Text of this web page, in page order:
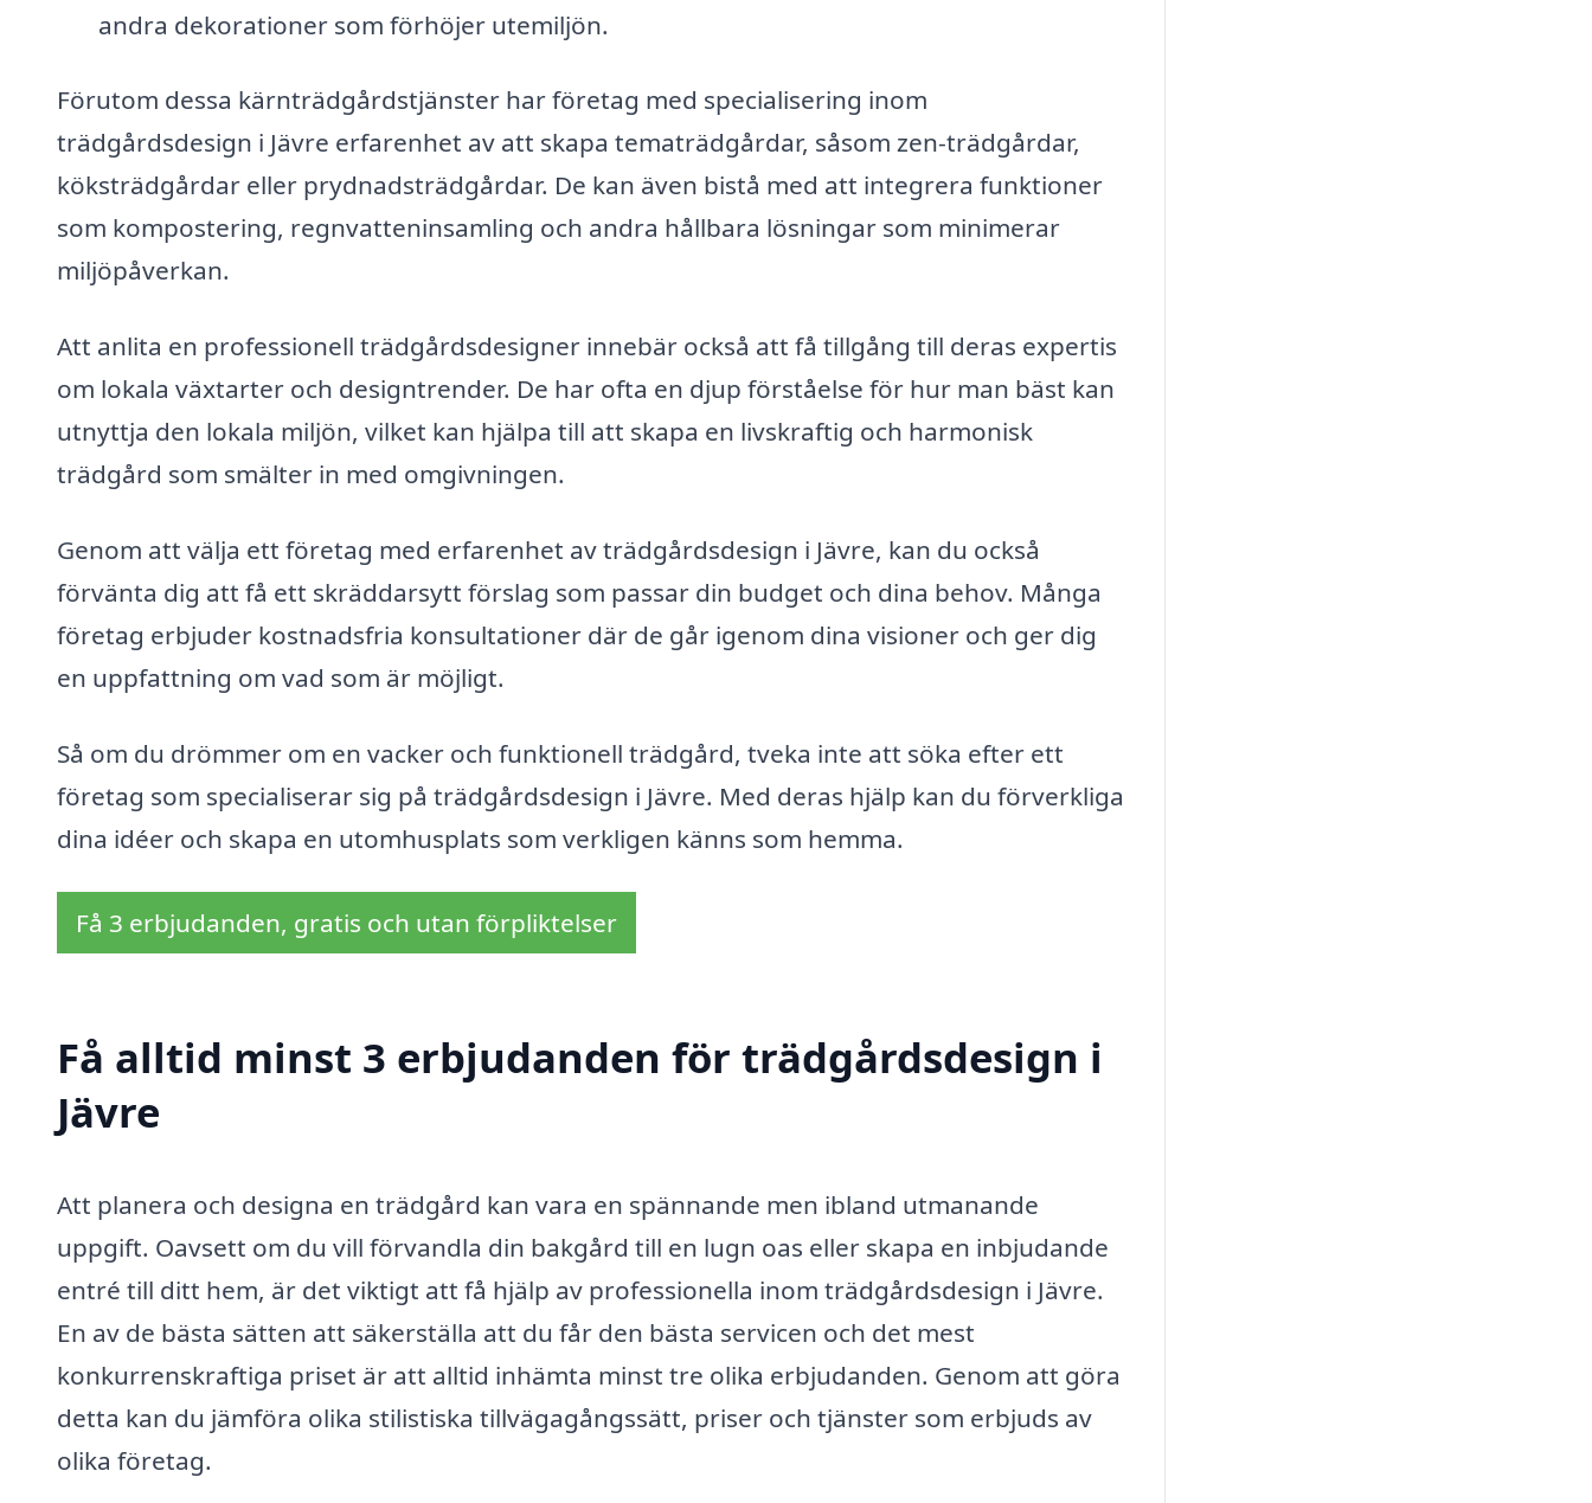
andra dekorationer som förhöjer utemiljön.
Förutom dessa kärnträdgårdstjänster har företag med specialisering inom
trädgårdsdesign i Jävre erfarenhet av att skapa tematrädgårdar, såsom zen-trädgårdar,
köksträdgårdar eller prydnadsträdgårdar. De kan även bistå med att integrera funktioner
som kompostering, regnvatteninsamling och andra hållbara lösningar som minimerar
miljöpåverkan.
Att anlita en professionell trädgårdsdesigner innebär också att få tillgång till deras expertis
om lokala växtarter och designtrender. De har ofta en djup förståelse för hur man bäst kan
utnyttja den lokala miljön, vilket kan hjälpa till att skapa en livskraftig och harmonisk
trädgård som smälter in med omgivningen.
Genom att välja ett företag med erfarenhet av trädgårdsdesign i Jävre, kan du också
förvänta dig att få ett skräddarsytt förslag som passar din budget och dina behov. Många
företag erbjuder kostnadsfria konsultationer där de går igenom dina visioner och ger dig
en uppfattning om vad som är möjligt.
Så om du drömmer om en vacker och funktionell trädgård, tveka inte att söka efter ett
företag som specialiserar sig på trädgårdsdesign i Jävre. Med deras hjälp kan du förverkliga
dina idéer och skapa en utomhusplats som verkligen känns som hemma.
Få 3 erbjudanden, gratis och utan förpliktelser
Få alltid minst 3 erbjudanden för trädgårdsdesign i
Jävre
Att planera och designa en trädgård kan vara en spännande men ibland utmanande
uppgift. Oavsett om du vill förvandla din bakgård till en lugn oas eller skapa en inbjudande
entré till ditt hem, är det viktigt att få hjälp av professionella inom trädgårdsdesign i Jävre.
En av de bästa sätten att säkerställa att du får den bästa servicen och det mest
konkurrenskraftiga priset är att alltid inhämta minst tre olika erbjudanden. Genom att göra
detta kan du jämföra olika stilistiska tillvägagångssätt, priser och tjänster som erbjuds av
olika företag.